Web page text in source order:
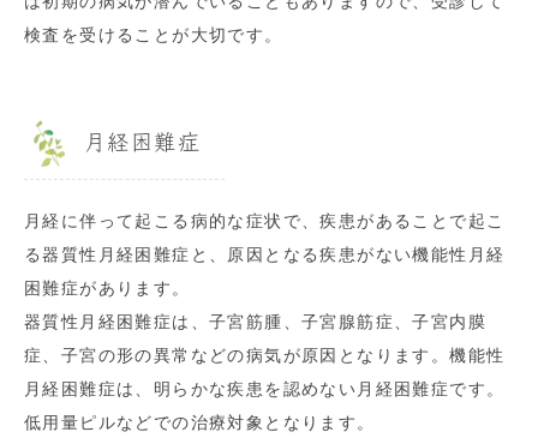
検査を受けることが大切です。
月経困難症
月経に伴って起こる病的な症状で、疾患があることで起こ
る器質性月経困難症と、原因となる疾患がない機能性月経
困難症があります。
器質性月経困難症は、子宮筋腫、子宮腺筋症、子宮内膜
症、子宮の形の異常などの病気が原因となります。機能性
月経困難症は、明らかな疾患を認めない月経困難症です。
低用量ピルなどでの治療対象となります。